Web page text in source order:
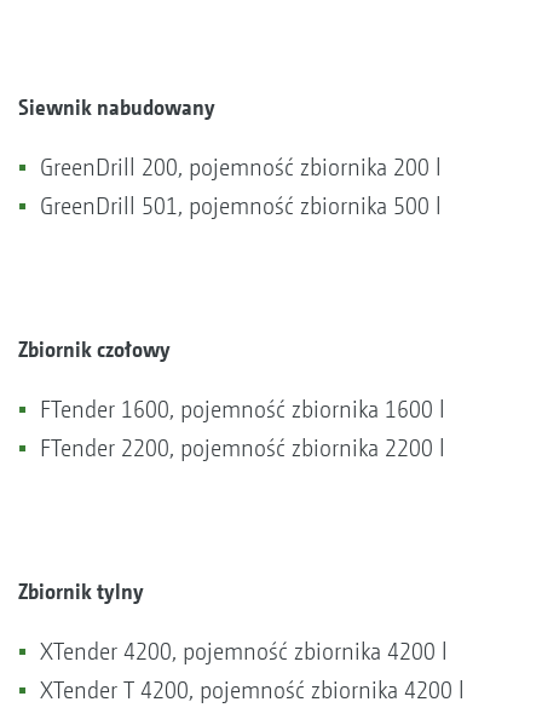
Siewnik nabudowany
GreenDrill 200, pojemność zbiornika 200 l
GreenDrill 501, pojemność zbiornika 500 l
Zbiornik czołowy
FTender 1600, pojemność zbiornika 1600 l
FTender 2200, pojemność zbiornika 2200 l
Zbiornik tylny
XTender 4200, pojemność zbiornika 4200 l
XTender T 4200, pojemność zbiornika 4200 l